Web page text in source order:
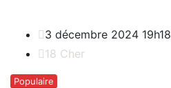
3 décembre 2024 19h18
18 Cher
Populaire